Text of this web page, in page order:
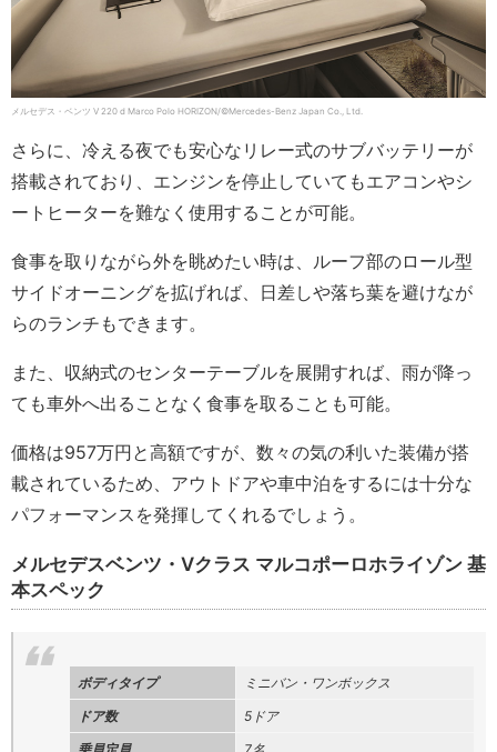
メルセデス・ベンツ V 220 d Marco Polo HORIZON/©Mercedes-Benz Japan Co., Ltd.
さらに、冷える夜でも安心なリレー式のサブバッテリーが
搭載されており、エンジンを停止していてもエアコンやシ
ートヒーターを難なく使用することが可能。
食事を取りながら外を眺めたい時は、ルーフ部のロール型
サイドオーニングを拡げれば、日差しや落ち葉を避けなが
らのランチもできます。
また、収納式のセンターテーブルを展開すれば、雨が降っ
ても車外へ出ることなく食事を取ることも可能。
価格は957万円と高額ですが、数々の気の利いた装備が搭
載されているため、アウトドアや車中泊をするには十分な
パフォーマンスを発揮してくれるでしょう。
メルセデスベンツ・Vクラス マルコポーロホライゾン 基
本スペック
ボディタイプ
ミニバン・ワンボックス
ドア数
5ドア